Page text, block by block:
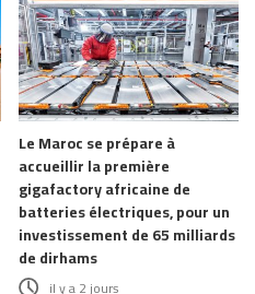
Le Maroc se prépare à
accueillir la première
gigafactory africaine de
batteries électriques, pour un
investissement de 65 milliards
de dirhams
il y a 2 jours